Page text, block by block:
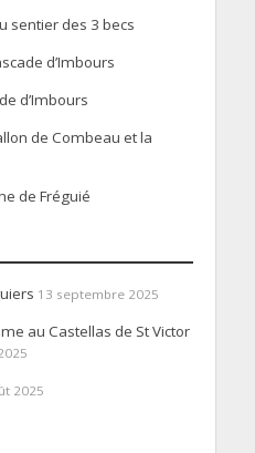
sentier des 3 becs
d’Imbours
d’Imbours
de Combeau et la
de Fréguié
13 septembre 2025
au Castellas de St Victor
2025